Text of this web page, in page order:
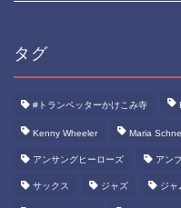
タグ
#トランペッターかけこみ寺
Kenny Wheeler Maria
アンサングヒーローズ アン
サックス ジャズ ジャ